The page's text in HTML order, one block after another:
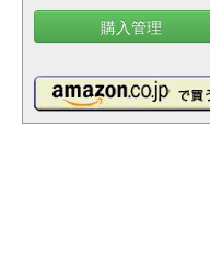
購入管理